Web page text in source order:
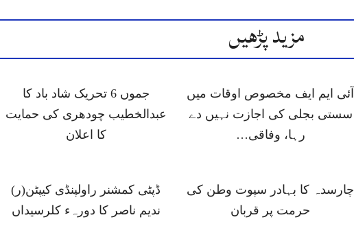
مزید پڑھیں
آئی ایم ایف مخصوص اوقات میں
سستی بجلی کی اجازت نہیں دے
رہا، وفاقی…
جموں 6 تحریک شاد باد کا
عبدالخطیب چودھری کی حمایت
کا اعلان
چارسدہ کا بہادر سپوت وطن کی
حرمت پر قربان
ڈپٹی کمشنر راولپنڈی کیپٹن(ر)
ندیم ناصر کا دورہء کلرسیداں